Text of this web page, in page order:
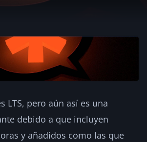
LTS, pero aún así es una
debido a que incluyen
y añadidos como las que